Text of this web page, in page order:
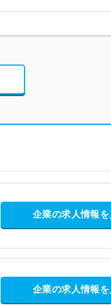
企業の求人情報を
企業の求人情報を